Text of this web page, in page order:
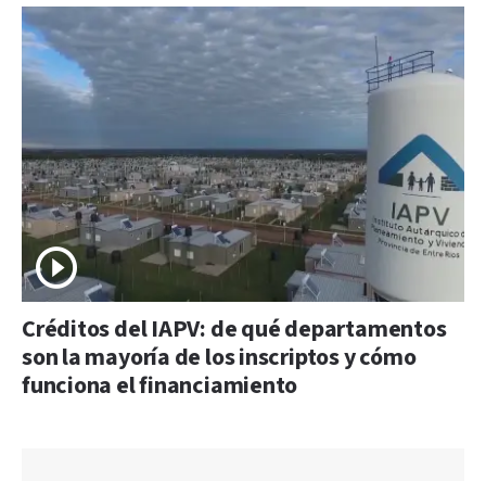
Créditos del IAPV: de qué departamentos
son la mayoría de los inscriptos y cómo
funciona el financiamiento